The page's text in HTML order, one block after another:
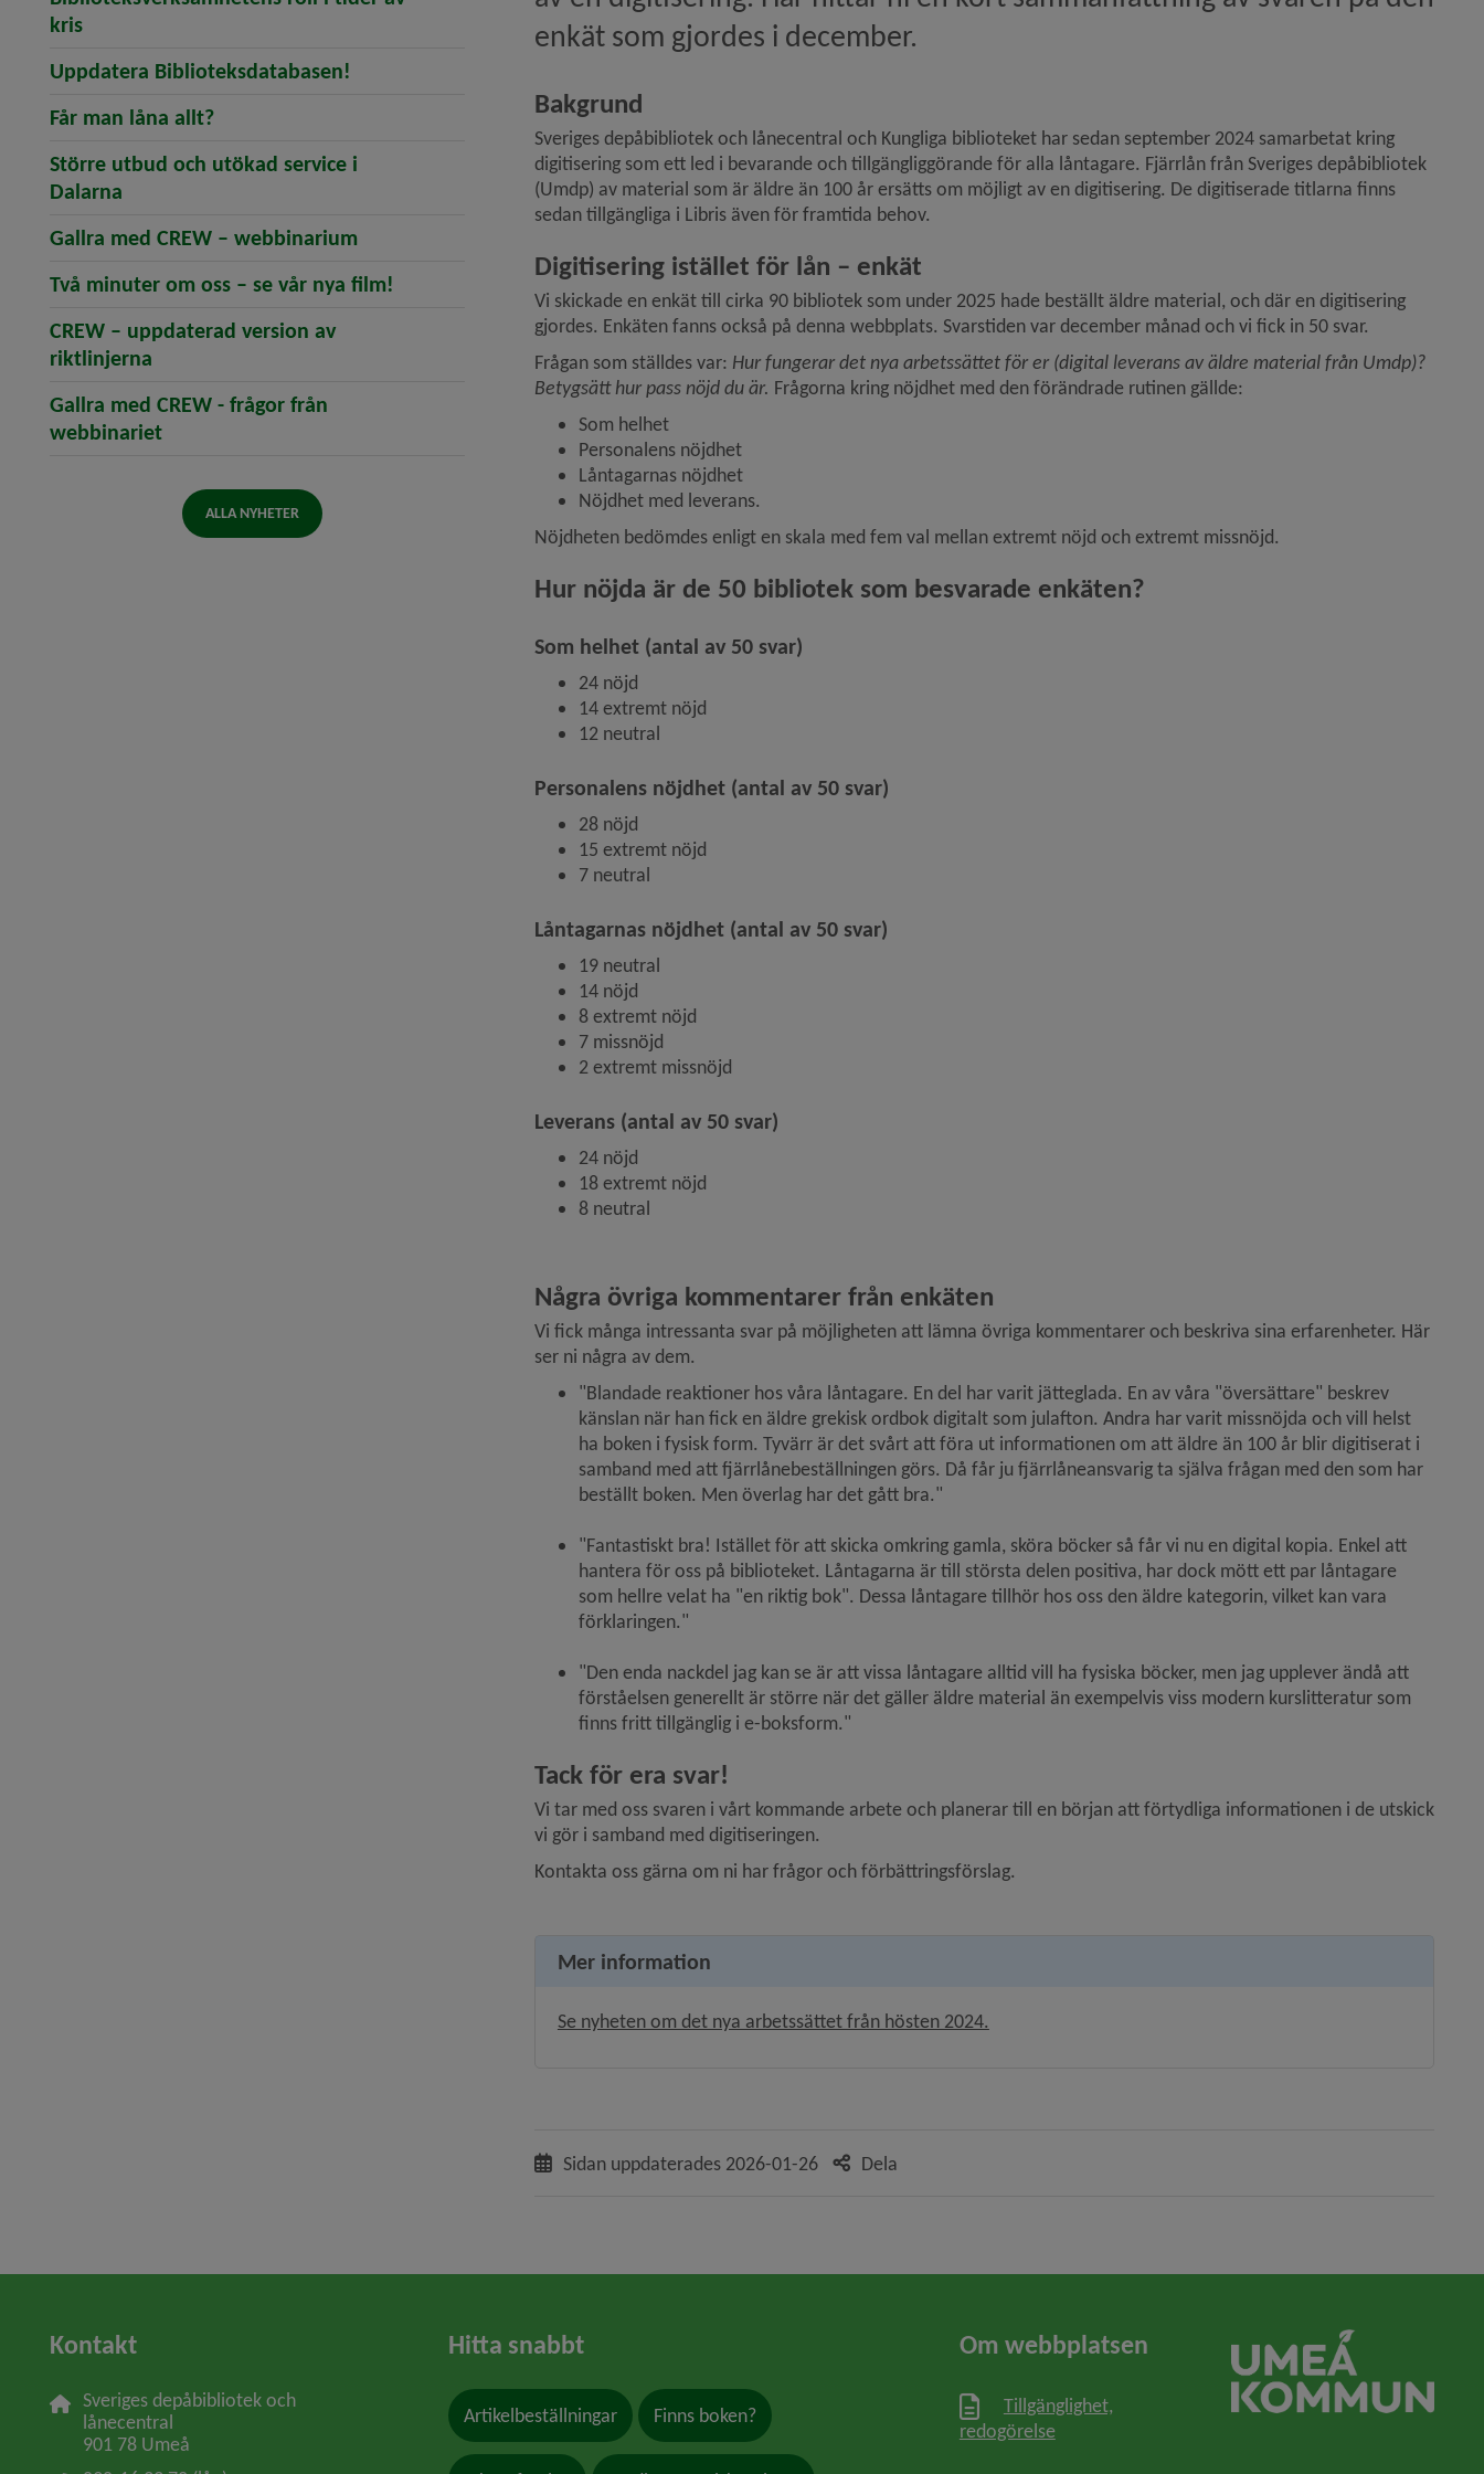
kris(öppnar artikeln Biblioteksverksamhetens roll i tider av kris)
Uppdatera Biblioteksdatabasen!
Får man låna allt?(öppnar artikeln Får man låna allt?)
Större utbud och utökad service i
Dalarna (öppnar artikeln Större utbud och utökad service i Dalarna)
Gallra med CREW – webbinarium(öppnar artikeln Gallra med CREW – webbinarium)
Två minuter om oss – se vår nya film! (öppnar artikeln Två minuter om oss – se vår nya film!)
CREW – uppdaterad version av
riktlinjerna (öppnar artikeln CREW – uppdaterad version av riktlinjerna)
Gallra med CREW - frågor från
webbinariet(öppnar artikeln Gallra med CREW - frågor från webbinariet)
ALLA NYHETER
enkät som gjordes i december.
Bakgrund
Sveriges depåbibliotek och lånecentral och Kungliga biblioteket har sedan september 2024 samarbetat kring
digitisering som ett led i bevarande och tillgängliggörande för alla låntagare. Fjärrlån från Sveriges depåbibliotek
(Umdp) av material som är äldre än 100 år ersätts om möjligt av en digitisering. De digitiserade titlarna finns
sedan tillgängliga i Libris även för framtida behov.
Digitisering istället för lån – enkät
Vi skickade en enkät till cirka 90 bibliotek som under 2025 hade beställt äldre material, och där en digitisering
gjordes. Enkäten fanns också på denna webbplats. Svarstiden var december månad och vi fick in 50 svar.
Frågan som ställdes var: Hur fungerar det nya arbetssättet för er (digital leverans av äldre material från Umdp)?
Betygsätt hur pass nöjd du är. Frågorna kring nöjdhet med den förändrade rutinen gällde:
Som helhet
Personalens nöjdhet
Låntagarnas nöjdhet
Nöjdhet med leverans.
Nöjdheten bedömdes enligt en skala med fem val mellan extremt nöjd och extremt missnöjd.
Hur nöjda är de 50 bibliotek som besvarade enkäten?
Som helhet (antal av 50 svar)
24 nöjd
14 extremt nöjd
12 neutral
Personalens nöjdhet (antal av 50 svar)
28 nöjd
15 extremt nöjd
7 neutral
Låntagarnas nöjdhet (antal av 50 svar)
19 neutral
14 nöjd
8 extremt nöjd
7 missnöjd
2 extremt missnöjd
Leverans (antal av 50 svar)
24 nöjd
18 extremt nöjd
8 neutral
Några övriga kommentarer från enkäten
Vi fick många intressanta svar på möjligheten att lämna övriga kommentarer och beskriva sina erfarenheter. Här
ser ni några av dem.
"Blandade reaktioner hos våra låntagare. En del har varit jätteglada. En av våra "översättare" beskrev
känslan när han fick en äldre grekisk ordbok digitalt som julafton. Andra har varit missnöjda och vill helst
ha boken i fysisk form. Tyvärr är det svårt att föra ut informationen om att äldre än 100 år blir digitiserat i
samband med att fjärrlånebeställningen görs. Då får ju fjärrlåneansvarig ta själva frågan med den som har
beställt boken. Men överlag har det gått bra."
"Fantastiskt bra! Istället för att skicka omkring gamla, sköra böcker så får vi nu en digital kopia. Enkel att
hantera för oss på biblioteket. Låntagarna är till största delen positiva, har dock mött ett par låntagare
som hellre velat ha "en riktig bok". Dessa låntagare tillhör hos oss den äldre kategorin, vilket kan vara
förklaringen."
"Den enda nackdel jag kan se är att vissa låntagare alltid vill ha fysiska böcker, men jag upplever ändå att
förståelsen generellt är större när det gäller äldre material än exempelvis viss modern kurslitteratur som
finns fritt tillgänglig i e-boksform."
Tack för era svar!
Vi tar med oss svaren i vårt kommande arbete och planerar till en början att förtydliga informationen i de utskick
vi gör i samband med digitiseringen.
Kontakta oss gärna om ni har frågor och förbättringsförslag.
Mer information
Se nyheten om det nya arbetssättet från hösten 2024.
Sidan uppdaterades 2026-01-26 Dela
Kontakt
Sveriges depåbibliotek och
lånecentral
901 78 Umeå
Hitta snabbt
Artikelbeställningar Finns boken?
Om webbplatsen
Tillgänglighet,
redogörelse